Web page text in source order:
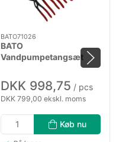
BATO71026
BATO
Vandpumpetangsæt
Mamba Grip med Quick
justering 175-250-300-
400mm. 4 dele
DKK 998,75 / pcs
DKK 799,00 ekskl. moms
Køb nu